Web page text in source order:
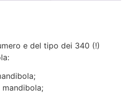
e del tipo dei 340 (!)
mandibola;